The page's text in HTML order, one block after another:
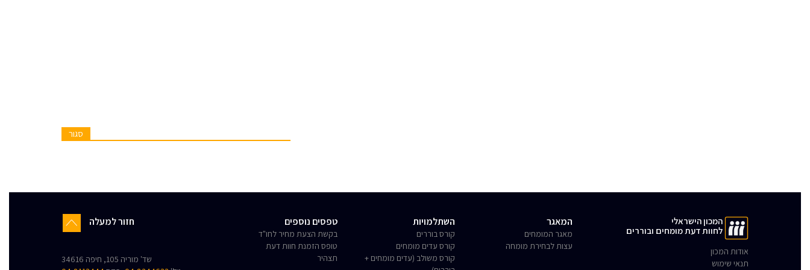
סגור
המכון הישראלי
לחוות דעת מומחים ובוררים
אודות המכון
תנאי שימוש
המאגר
מאגר המומחים
עצות לבחירת מומחה
השתלמויות
קורס בוררים
קורס עדים מומחים
קורס משולב (עדים מומחים +
טפסים נוספים
בקשת הצעת מחיר לחו"ד
טופס הזמנת חוות דעת
תצהיר
חזור למעלה
שד' מוריה 105, חיפה 34616